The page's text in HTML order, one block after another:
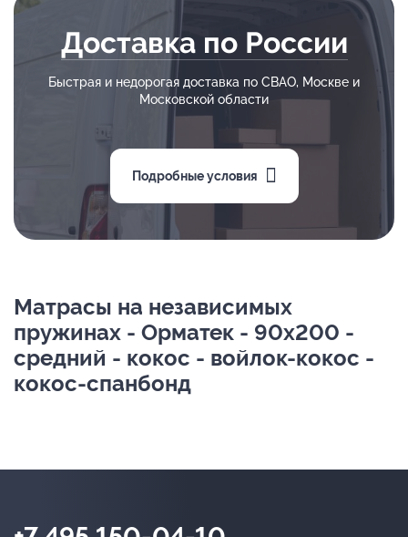
Доставка по России
Быстрая и недорогая доставка по СВАО, Москве и
Московской области
Подробные условия
Матрасы на независимых
пружинах - Орматек - 90х200 -
средний - кокос - войлок-кокос -
кокос-спанбонд